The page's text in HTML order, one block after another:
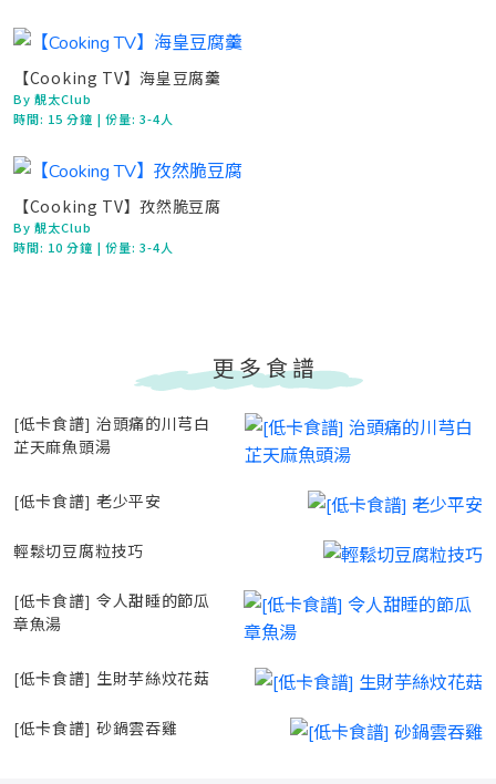
【Cooking TV】海皇豆腐羹
By 靚太Club
時間: 15 分鐘 | 份量: 3-4人
【Cooking TV】孜然脆豆腐
By 靚太Club
時間: 10 分鐘 | 份量: 3-4人
更多食譜
[低卡食譜] 治頭痛的川芎白
芷天麻魚頭湯
[低卡食譜] 老少平安
輕鬆切豆腐粒技巧
[低卡食譜] 令人甜睡的節瓜
章魚湯
[低卡食譜] 生財芋絲炆花菇
[低卡食譜] 砂鍋雲吞雞